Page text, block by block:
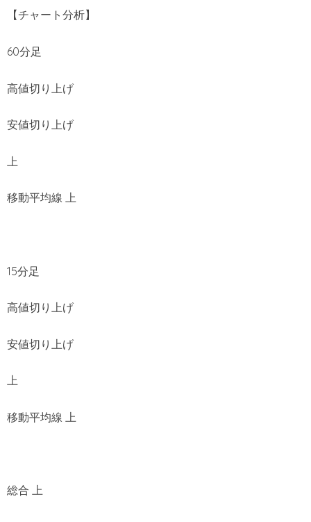
【チャート分析】
60分足
高値切り上げ
安値切り上げ
上
移動平均線 上
15分足
高値切り上げ
安値切り上げ
上
移動平均線 上
総合 上